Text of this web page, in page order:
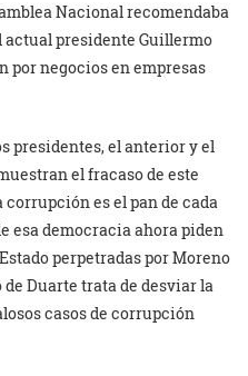
Nacional recomendaba
presidente Guillermo
por negocios en empresas
presidentes, el anterior y el
el fracaso de este
es el pan de cada
esa democracia ahora piden
perpetradas por Moreno
de Duarte trata de desviar la
casos de corrupción